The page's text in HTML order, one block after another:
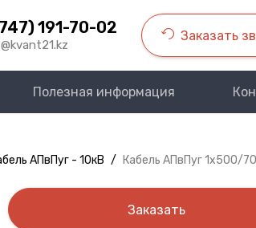
191-70-02 Заказать
Полезная информация
АПвПуг - 10кВ / Кабель АПвПуг 1х500/
Заказать